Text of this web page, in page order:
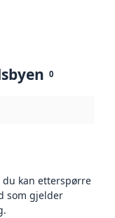
0
kan etterspørre
som gjelder